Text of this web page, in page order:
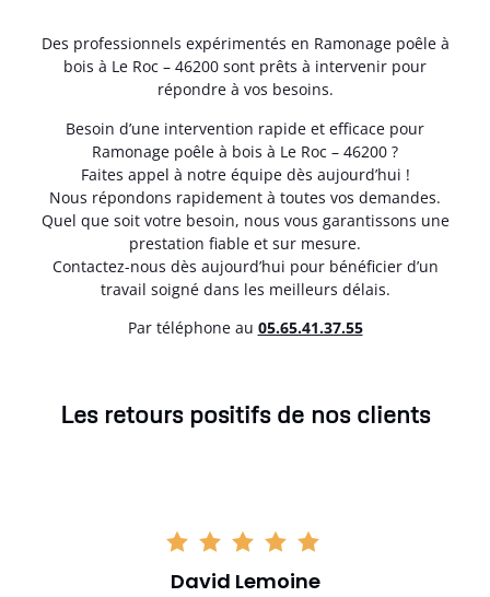
Des professionnels expérimentés en Ramonage poêle à
bois à Le Roc – 46200 sont prêts à intervenir pour
répondre à vos besoins.
Besoin d’une intervention rapide et efficace pour
Ramonage poêle à bois à Le Roc – 46200 ?
Faites appel à notre équipe dès aujourd’hui !
Nous répondons rapidement à toutes vos demandes.
Quel que soit votre besoin, nous vous garantissons une
prestation fiable et sur mesure.
Contactez-nous dès aujourd’hui pour bénéficier d’un
travail soigné dans les meilleurs délais.
Par téléphone au 05.65.41.37.55
Les retours positifs de nos clients
David Lemoine